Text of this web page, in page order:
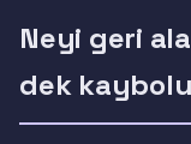
Neyi geri
dek